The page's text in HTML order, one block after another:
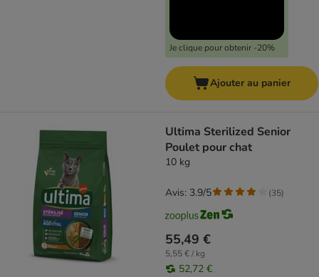
Je clique pour obtenir -20%
Ajouter au panier
Ultima Sterilized Senior
Poulet pour chat
10 kg
55,49 €
5,55 € / kg
52,72 €
Avis: 3.9/5 (35)